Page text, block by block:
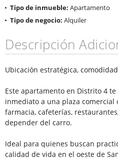
Tipo de inmueble: Apartamento
Tipo de negocio: Alquiler
Descripción
Ubicación estratégica,
Este apartamento en Distrito 4
inmediato a una plaza comercial
farmacia, cafeterías,
depender del carro.
Ideal para quienes buscan
calidad de vida en el oeste de